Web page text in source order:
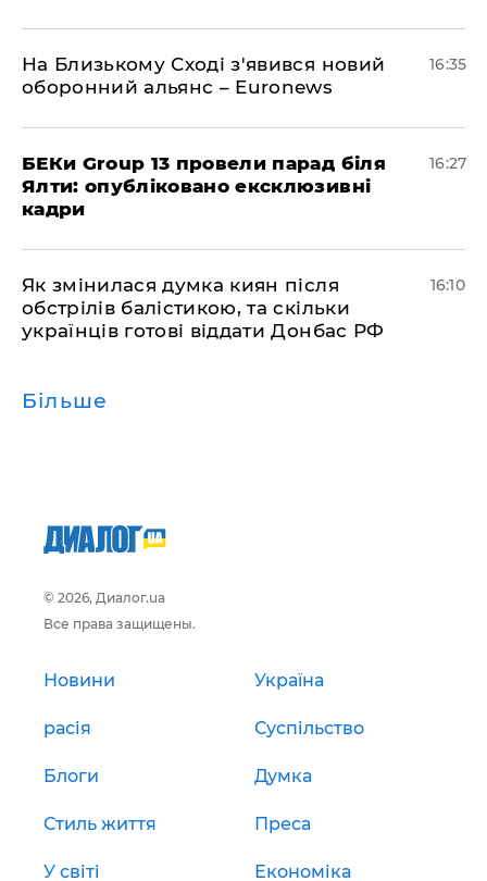
На Близькому Сході з'явився новий
оборонний альянс – Euronews
16:35
БЕКи Group 13 провели парад біля
Ялти: опубліковано ексклюзивні
кадри
16:27
Як змінилася думка киян після
обстрілів балістикою, та скільки
українців готові віддати Донбас РФ
16:10
Більше
© 2026, Диалог.ua
Все права защищены.
Новини Україна
расія Суспільство
Блоги Думка
Стиль життя Преса
У світі Економіка